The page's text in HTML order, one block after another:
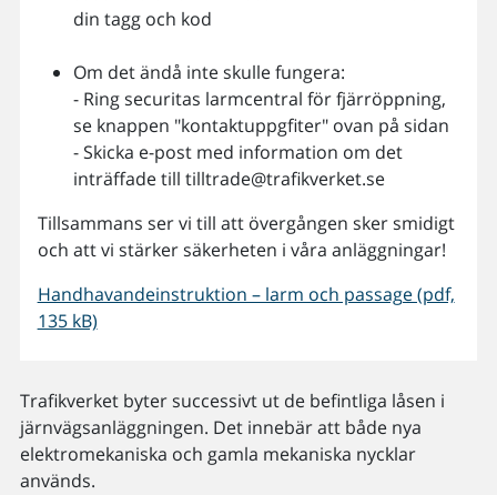
din tagg och kod
Om det ändå inte skulle fungera:
- Ring securitas larmcentral för fjärröppning,
se knappen "kontaktuppgfiter" ovan på sidan
- Skicka e-post med information om det
inträffade till tilltrade@trafikverket.se
Tillsammans ser vi till att övergången sker smidigt
och att vi stärker säkerheten i våra anläggningar!
Handhavandeinstruktion – larm och passage (pdf,
135 kB)
Trafikverket byter successivt ut de befintliga låsen i
järnvägsanläggningen. Det innebär att både nya
elektromekaniska och gamla mekaniska nycklar
används.